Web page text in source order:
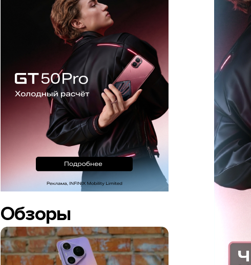
Обзоры